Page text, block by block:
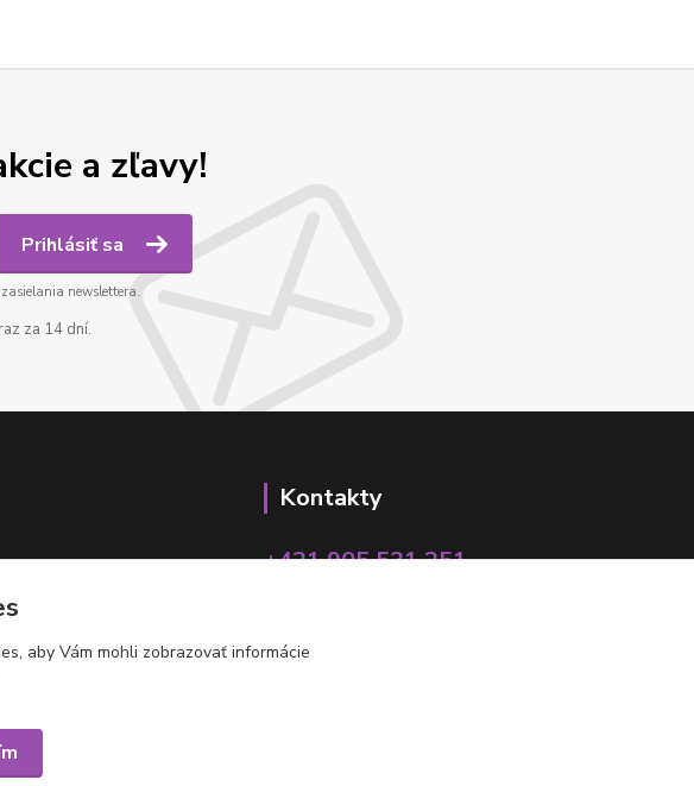
a zľavy!
Prihlásiť sa
newslettera.
za 14 dní.
Kontakty
+421 905 531 251
aby Vám mohli zobrazovať informácie